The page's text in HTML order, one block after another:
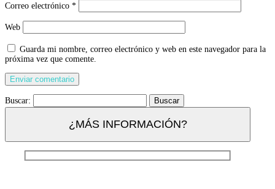
Correo electrónico *
Web
Guarda mi nombre, correo electrónico y web en este navegador para la
próxima vez que comente.
Buscar:
¿MÁS INFORMACIÓN?